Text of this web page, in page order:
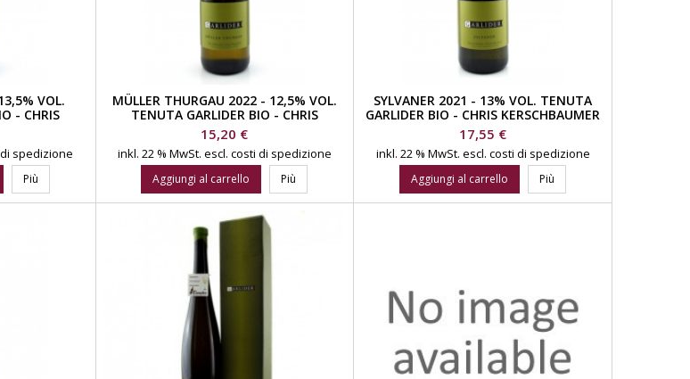
VOL.
- CHRIS
spedizione
Più
MÜLLER THURGAU 2022 - 12,5% VOL.
TENUTA GARLIDER BIO - CHRIS
KERSCHBAUMER
Prezzo
15,20 €
inkl. 22 % MwSt. escl. costi di spedizione
Aggiungi al carrello Più
SYLVANER 2021 - 13% VOL. TENUTA
GARLIDER BIO - CHRIS KERSCHBAUMER
Prezzo
17,55 €
inkl. 22 % MwSt. escl. costi di spedizione
Aggiungi al carrello Più